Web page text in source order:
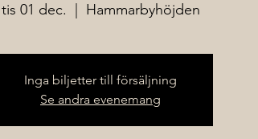
tis 01 dec. Hammarbyhöjden
Inga biljetter till försäljning
Se andra evenemang